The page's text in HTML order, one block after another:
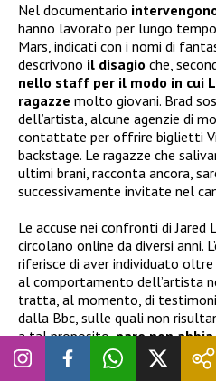
Nel documentario
hanno lavorato per lungo
Mars, indicati con i nomi di
descrivono il disagio che,
nello staff per il modo in cui
ragazze molto giovani. Brad
dell’artista, alcune agenzie di
contattate per offrire biglietti
backstage. Le ragazze che
ultimi brani, racconta ancora,
successivamente invitate nel
Le accuse nei confronti di
circolano online da diversi anni.
riferisce di aver individuato oltre
al comportamento dell’artista
tratta, al momento, di
dalla Bbc, sulle quali non
a tal proposito,pare non abbia
versione dei fatti
:
dell’emittente di ottenere un